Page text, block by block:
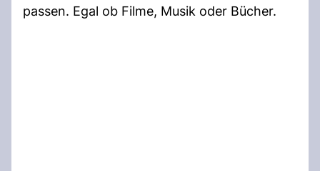
passen. Egal ob Filme, Musik oder Bücher.